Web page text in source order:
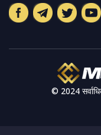
© 2024